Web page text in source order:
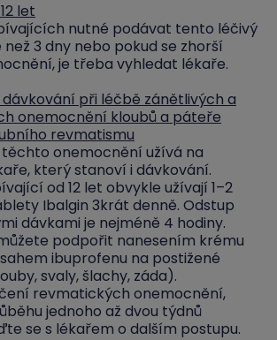
let
nutné podávat tento léčivý
3 dny nebo pokud se zhorší
je třeba vyhledat lékaře.
dávkování při léčbě zánětlivých a
onemocnění kloubů a páteře
revmatismu
onemocnění užívá na
který stanoví i dávkování.
od 12 let obvykle užívají 1–2
Ibalgin 3krát denně. Odstup
dávkami je nejméně 4 hodiny.
podpořit nanesením krému
ibuprofenu na postižené
svaly, šlachy, záda).
revmatických onemocnění,
jednoho až dvou týdnů
se s lékařem o dalším postupu.